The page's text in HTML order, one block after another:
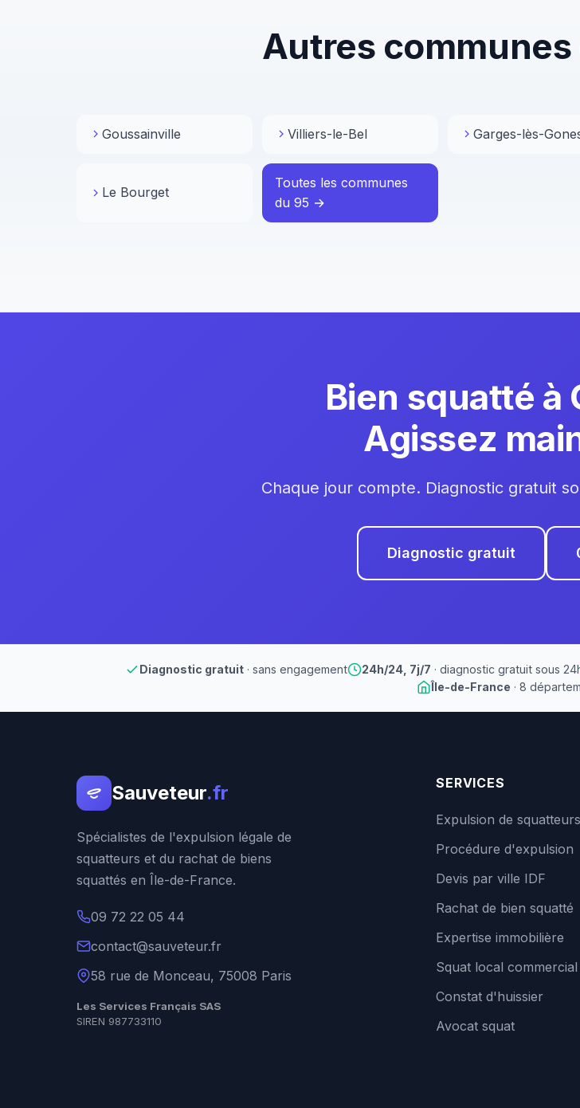
Autres
Goussainville Villiers-le-Bel Garges-lès-
Le Bourget
Toutes les communes
du 95 →
Bien squatté à
Agissez
Chaque jour compte. Diagnostic gratuit
Diagnostic gratuit
Diagnostic gratuit· sans engagement 24h/24, 7j/7 · diagnostic gratuit sous
Île-de-France · 8
Sauveteur.fr
Spécialistes de l'expulsion légale de
squatteurs et du rachat de biens
squattés en Île-de-France.
09 72 22 05 44
contact@sauveteur.fr
58 rue de Monceau, 75008 Paris
Les Services Français SAS
SIREN 987733110
SERVICES
Expulsion de squatteurs
Procédure d'expulsion
Devis par ville IDF
Rachat de bien squatté
Expertise immobilière
Squat local commercial
Constat d'huissier
Avocat squat